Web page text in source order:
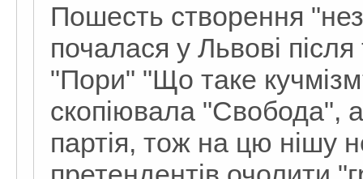
Пошесть створення
почалася у Львові
"Пори" "Що таке
скопіювала "Свобода",
партія, тож на цю нішу